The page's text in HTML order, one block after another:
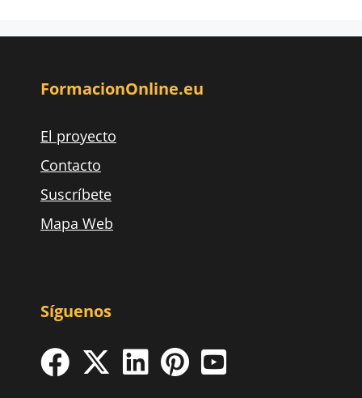
FormacionOnline.eu
El proyecto
Contacto
Suscríbete
Mapa Web
Síguenos